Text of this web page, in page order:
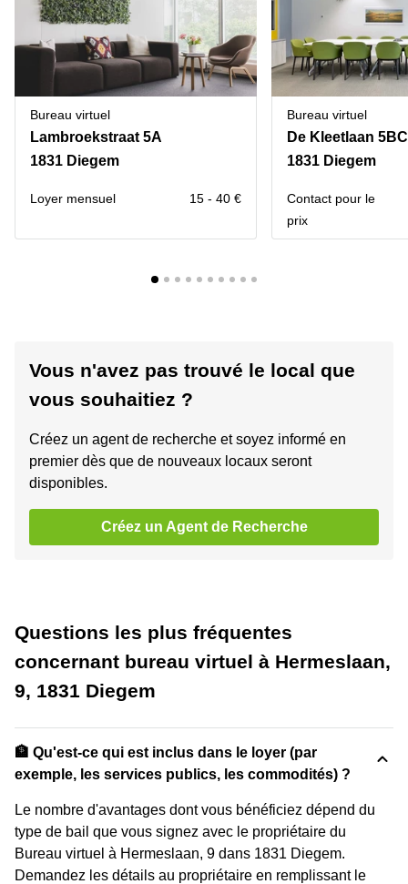
Bureau virtuel
Lambroekstraat 5A
1831 Diegem
Loyer mensuel 15 - 40 €
Bureau virtuel
De Kleetlaan 5BC
1831 Diegem
Contact pour le
prix
Vous n'avez pas trouvé le local que
vous souhaitiez ?
Créez un agent de recherche et soyez informé en
premier dès que de nouveaux locaux seront
disponibles.
Créez un Agent de Recherche
Questions les plus fréquentes
concernant bureau virtuel à Hermeslaan,
9, 1831 Diegem
🏦 Qu'est-ce qui est inclus dans le loyer (par
exemple, les services publics, les commodités) ?
Le nombre d'avantages dont vous bénéficiez dépend du
type de bail que vous signez avec le propriétaire du
Bureau virtuel à Hermeslaan, 9 dans 1831 Diegem.
Demandez les détails au propriétaire en remplissant le